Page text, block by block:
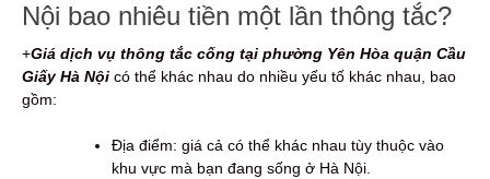
Nội bao nhiêu tiền một lần thông tắc?
+Giá dịch vụ thông tắc cống tại phường Yên Hòa quận Cầu
Giấy Hà Nội có thể khác nhau do nhiều yếu tố khác nhau, bao
gồm:
Địa điểm: giá cả có thể khác nhau tùy thuộc vào
khu vực mà bạn đang sống ở Hà Nội.